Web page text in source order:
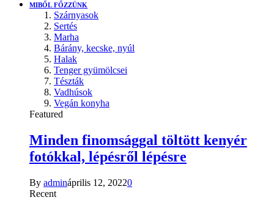
MIBŐL FŐZZÜNK
Szárnyasok
Sertés
Marha
Bárány, kecske, nyúl
Halak
Tenger gyümölcsei
Tészták
Vadhúsok
Vegán konyha
Featured
Minden finomsággal töltött kenyér
fotókkal, lépésről lépésre
By admináprilis 12, 20220
Recent